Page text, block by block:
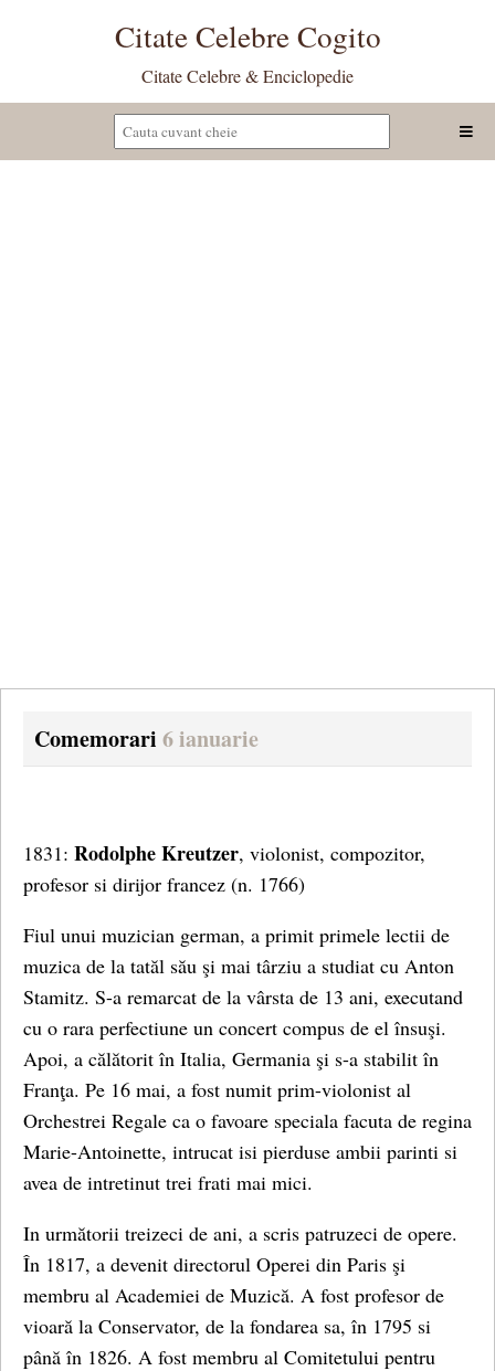
Citate Celebre Cogito
Citate Celebre & Enciclopedie
Comemorari 6 ianuarie
1831: Rodolphe Kreutzer, violonist, compozitor,
profesor si dirijor francez (n. 1766)
Fiul unui muzician german, a primit primele lectii de
muzica de la tatăl său şi mai târziu a studiat cu Anton
Stamitz. S-a remarcat de la vârsta de 13 ani, executand
cu o rara perfectiune un concert compus de el însuşi.
Apoi, a călătorit în Italia, Germania şi s-a stabilit în
Franţa. Pe 16 mai, a fost numit prim-violonist al
Orchestrei Regale ca o favoare speciala facuta de regina
Marie-Antoinette, intrucat isi pierduse ambii parinti si
avea de intretinut trei frati mai mici.
In următorii treizeci de ani, a scris patruzeci de opere.
În 1817, a devenit directorul Operei din Paris şi
membru al Academiei de Muzică. A fost profesor de
vioară la Conservator, de la fondarea sa, în 1795 si
până în 1826. A fost membru al Comitetului pentru